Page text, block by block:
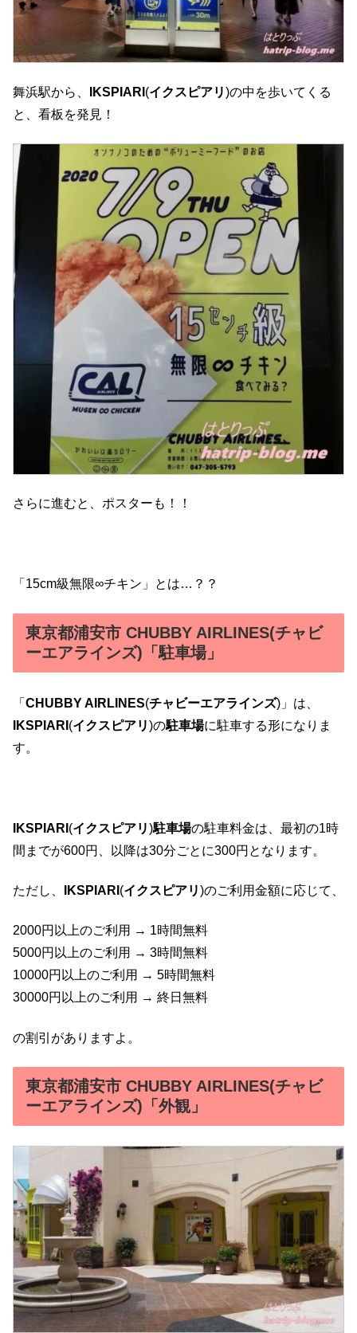
舞浜駅から、 IKSPIARI (イクスピアリ)の中を歩いてくる
と、看板を発見！
さらに進むと、ポスターも！！
「15cm級無限∞チキン」とは…？？
東京都浦安市 CHUBBY AIRLINES(チャビ
ーエアラインズ)「駐車場」
「 CHUBBY AIRLINES(チャビーエアラインズ)」は、
IKSPIARI (イクスピアリ)の駐車場に駐車する形になりま
す。
IKSPIARI (イクスピアリ)駐車場の駐車料金は、最初の1時
間までが600円、以降は30分ごとに300円となります。
ただし、 IKSPIARI (イクスピアリ)のご利用金額に応じて、
2000円以上のご利用 → 1時間無料
5000円以上のご利用 → 3時間無料
10000円以上のご利用 → 5時間無料
30000円以上のご利用 → 終日無料
の割引がありますよ。
東京都浦安市 CHUBBY AIRLINES(チャビ
ーエアラインズ)「外観」